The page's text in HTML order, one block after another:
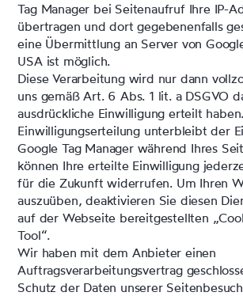
Tag Manager bei Seitenaufruf Ihre IP-
übertragen und dort gegebenenfalls
eine Übermittlung an Server von
USA ist möglich.
Diese Verarbeitung wird nur dann
uns gemäß Art. 6 Abs. 1 lit. a DSGVO
ausdrückliche Einwilligung erteilt
Einwilligungserteilung unterbleibt der
Google Tag Manager während Ihres
können Ihre erteilte Einwilligung
für die Zukunft widerrufen. Um Ihren
auszuüben, deaktivieren Sie diesen
auf der Webseite bereitgestellten
Tool“.
Wir haben mit dem Anbieter einen
Auftragsverarbeitungsvertrag
Schutz der Daten unserer